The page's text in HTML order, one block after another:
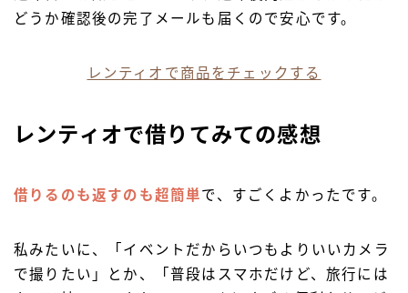
どうか確認後の完了メールも届くので安心です。
レンティオで商品をチェックする
レンティオで借りてみての感想
借りるのも返すのも超簡単で、すごくよかったです。
私みたいに、「イベントだからいつもよりいいカメラ
で撮りたい」とか、「普段はスマホだけど、旅行には